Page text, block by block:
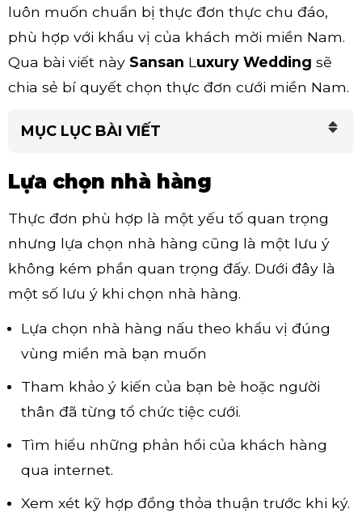
luôn muốn chuẩn bị thực đơn thực chu đáo,
phù hợp với khẩu vị của khách mời miền Nam.
Qua bài viết này Sansan L uxury Wedding sẽ
chia sẻ bí quyết chọn thực đơn cưới miền Nam.
MỤC LỤC BÀI VIẾT
Lựa chọn nhà hàng
Thực đơn phù hợp là một yếu tố quan trọng
nhưng lựa chọn nhà hàng cũng là một lưu ý
không kém phần quan trọng đấy. Dưới đây là
một số lưu ý khi chọn nhà hàng.
Lựa chọn nhà hàng nấu theo khẩu vị đúng
vùng miền mà bạn muốn
Tham khảo ý kiến của bạn bè hoặc người
thân đã từng tổ chức tiệc cưới.
Tìm hiểu những phản hồi của khách hàng
qua internet.
Xem xét kỹ hợp đồng thỏa thuận trước khi ký.